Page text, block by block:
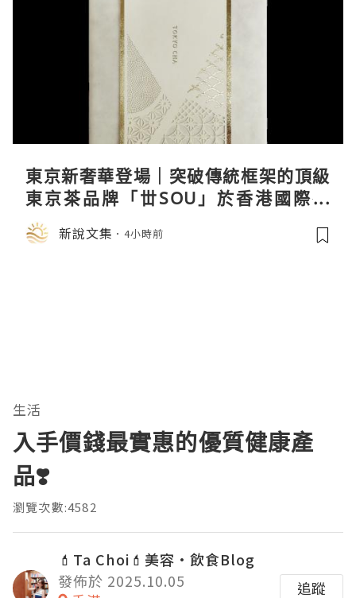
東京新奢華登場｜突破傳統框架的頂級
東京茶品牌「丗SOU」於香港國際茶
展首度亮相
新說文集 4小時前
生活
入手價錢最實惠的優質健康產
品❣️
瀏覽次數:4582
💄Ta Choi💄美容•飲食Blog
發佈於 2025.10.05
追蹤